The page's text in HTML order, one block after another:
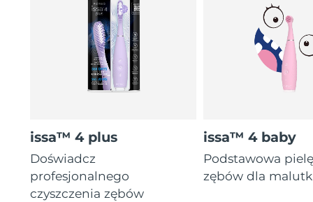
issa™ 4 plus
Doświadcz
profesjonalnego
czyszczenia zębów
issa™ 4 baby
Podstawowa
zębów dla